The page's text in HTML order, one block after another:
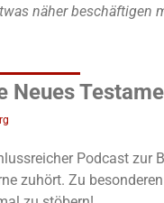
näher beschäftigen
Neues
Podcast zur
zuhört. Zu